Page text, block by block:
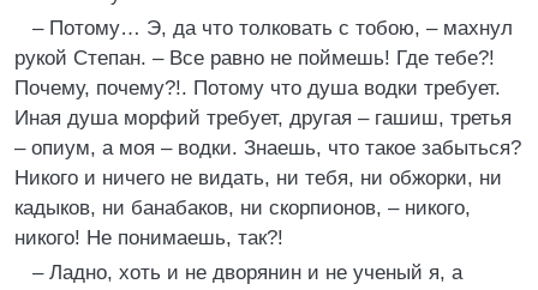
– Потому… Э, да что толковать с тобою, – махнул
рукой Степан. – Все равно не поймешь! Где тебе?!
Почему, почему?!. Потому что душа водки требует.
Иная душа морфий требует, другая – гашиш, третья
– опиум, а моя – водки. Знаешь, что такое забыться?
Никого и ничего не видать, ни тебя, ни обжорки, ни
кадыков, ни банабаков, ни скорпионов, – никого,
никого! Не понимаешь, так?!
– Ладно, хоть и не дворянин и не ученый я, а